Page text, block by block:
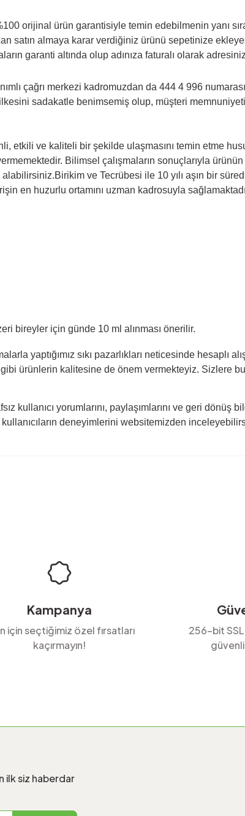
orijinal ürün garantisiyle temin edebilmenin yanı
satın almaya karar verdiğiniz ürünü sepetinize
garanti altında olup adınıza faturalı olarak
çağrı merkezi kadromuzdan da 444 4 996
sadakatle benimsemiş olup, müşteri
etkili ve kaliteli bir şekilde ulaşmasını temin etme
Bilimsel çalışmaların sonuçlarıyla
alabilirsiniz.Birikim ve Tecrübesi ile 10 yılı aşın bir
en huzurlu ortamını uzman kadrosuyla
bireyler için günde 10 ml alınması önerilir.
yaptığımız sıkı pazarlıkları neticesinde hesaplı
ürünlerin kalitesine de önem vermekteyiz. Sizlere
kullanıcı yorumlarını, paylaşımlarını ve geri dönüş
deneyimlerini websitemizden
Kampanya
için seçtiğimiz özel fırsatları
kaçırmayın!
256-bit
ilk siz haberdar